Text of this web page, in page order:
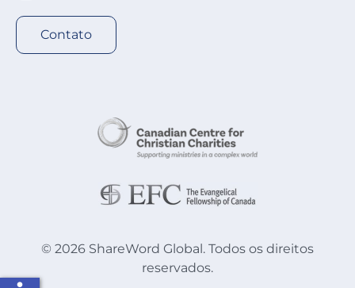
Contato
© 2026 ShareWord Global. Todos os direitos
reservados.